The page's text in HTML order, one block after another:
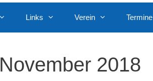
Links Verein Termine
November 2018